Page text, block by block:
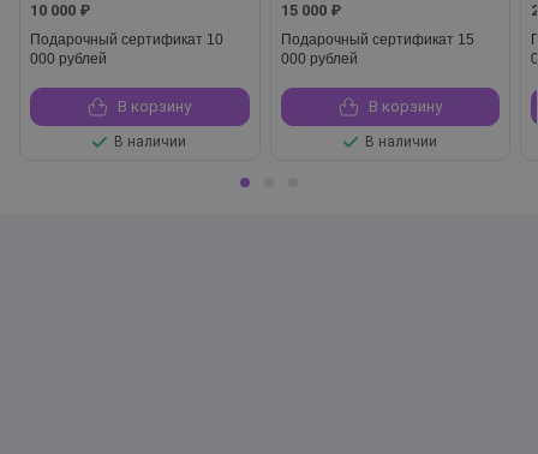
10 000 ₽
Подарочный сертификат 10
000 рублей
В корзину
В наличии
15 000 ₽
Подарочный сертификат 15
000 рублей
В корзину
В наличии